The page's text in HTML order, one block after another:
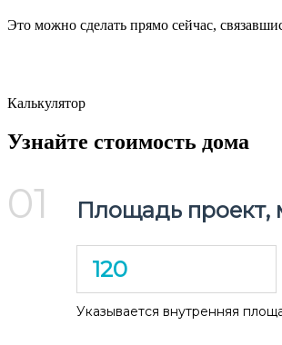
Это можно сделать прямо сейчас,
Калькулятор
Узнайте стоимость дома
01 Площадь проект,
Указывается внутренняя